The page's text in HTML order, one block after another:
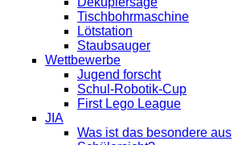
Tischbohrmaschine
Lötstation
Staubsauger
Wettbewerbe
Jugend forscht
Schul-Robotik-Cup
First Lego League
JIA
Was ist das besondere aus